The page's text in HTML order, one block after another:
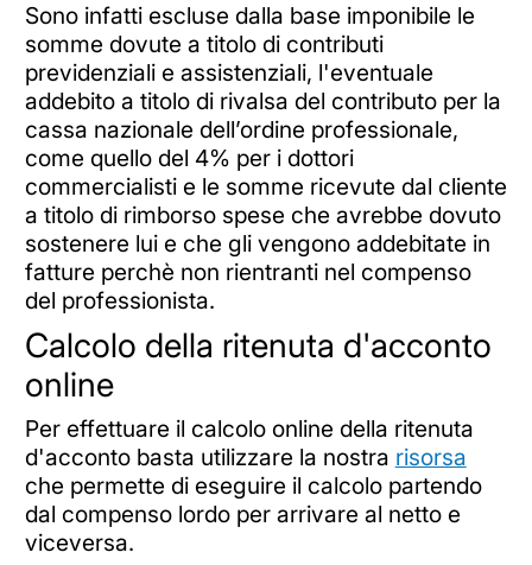
Sono infatti escluse dalla base imponibile le
somme dovute a titolo di contributi
previdenziali e assistenziali, l'eventuale
addebito a titolo di rivalsa del contributo per la
cassa nazionale dell’ordine professionale,
come quello del 4% per i dottori
commercialisti e le somme ricevute dal cliente
a titolo di rimborso spese che avrebbe dovuto
sostenere lui e che gli vengono addebitate in
fatture perchè non rientranti nel compenso
del professionista.
Calcolo della ritenuta d'acconto
online
Per effettuare il calcolo online della ritenuta
d'acconto basta utilizzare la nostra risorsa
che permette di eseguire il calcolo partendo
dal compenso lordo per arrivare al netto e
viceversa.